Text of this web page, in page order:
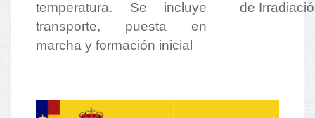
temperatura. Se incluye
transporte, puesta en
marcha y formación inicial
de